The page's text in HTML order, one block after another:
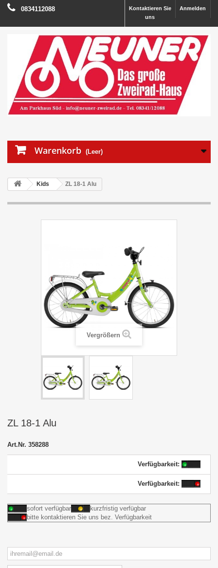
Anmelden
Kontaktieren Sie
uns
0834112088
Warenkorb (Leer)
Kids ZL 18-1 Alu
Vergrößern
ZL 18-1 Alu
Art.Nr. 358288
Verfügbarkeit:
Verfügbarkeit:
sofort verfügbar
kurzfristig verfügbar
bitte kontaktieren Sie uns bez. Verfügbarkeit